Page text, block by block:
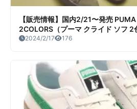
【販売情報】国内2/21〜発売
2COLORS（プーマ クライド ソフ 2
とめ2024/2/17 176